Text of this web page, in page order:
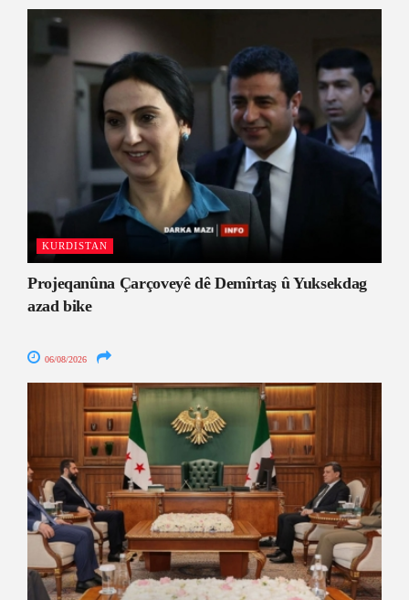
KURDISTAN
Projeqanûna Çarçoveyê dê Demîrtaş û Yuksekdag
azad bike
06/08/2026